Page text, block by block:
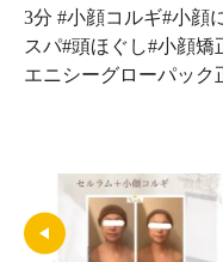
3分 #小顔コルギ#小顔
スパ#頭ほぐし#小顔
エニシーグローパック